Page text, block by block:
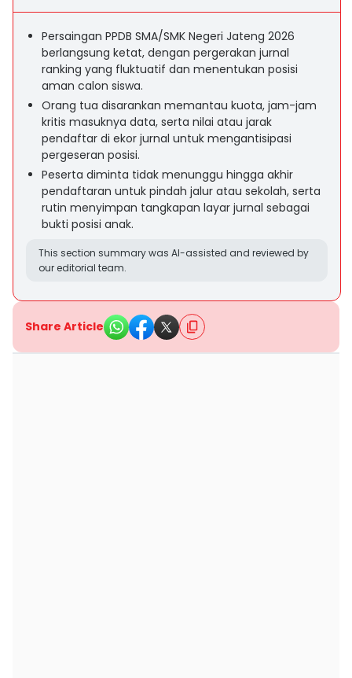
Persaingan PPDB SMA/SMK Negeri Jateng 2026
berlangsung ketat, dengan pergerakan jurnal
ranking yang fluktuatif dan menentukan posisi
aman calon siswa.
Orang tua disarankan memantau kuota, jam-jam
kritis masuknya data, serta nilai atau jarak
pendaftar di ekor jurnal untuk mengantisipasi
pergeseran posisi.
Peserta diminta tidak menunggu hingga akhir
pendaftaran untuk pindah jalur atau sekolah, serta
rutin menyimpan tangkapan layar jurnal sebagai
bukti posisi anak.
This section summary was AI-assisted and reviewed by
our editorial team.
Share Article